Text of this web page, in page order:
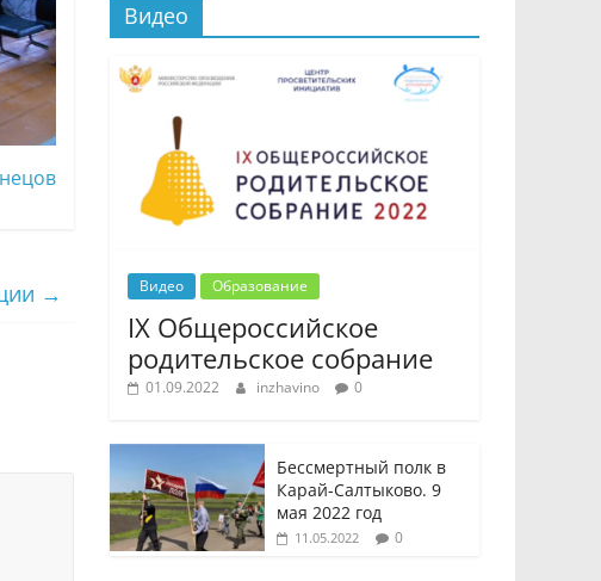
→
Видео
Видео Образование
IX Общероссийское
родительское собрание
01.09.2022 inzhavino 0
Бессмертный полк в
Карай-Салтыково. 9
мая 2022 год
11.05.2022 0